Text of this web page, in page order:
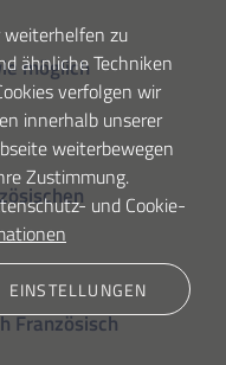
möglich
Französisch
weiterhelfen zu
ähnliche Techniken
verfolgen wir
innerhalb unserer
weiterbewegen
Zustimmung.
und Cookie-
EINSTELLUNGEN